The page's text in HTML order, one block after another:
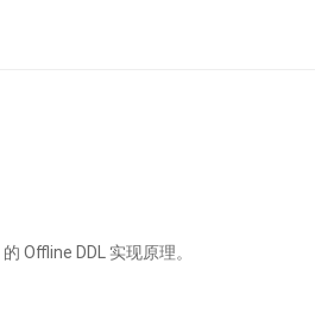
Offline DDL 实现原理。